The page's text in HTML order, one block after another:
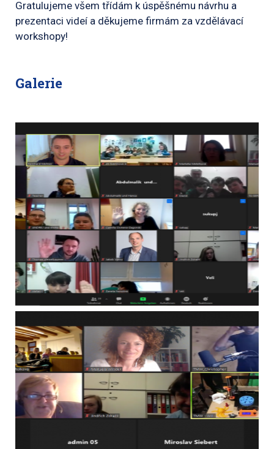
Gratulujeme všem třídám k úspěšnému návrhu a
prezentaci videí a děkujeme firmám za vzdělávací
workshopy!
Galerie